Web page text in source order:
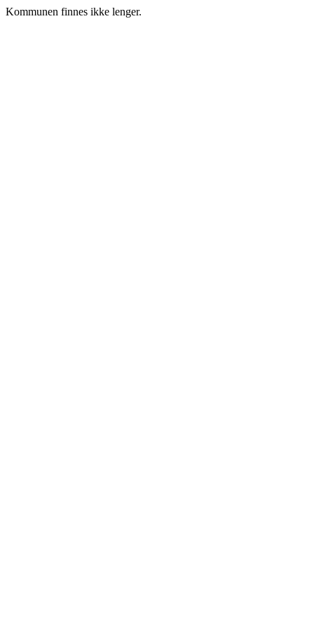
Kommunen finnes ikke lenger.